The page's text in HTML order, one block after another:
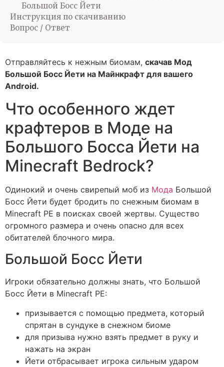
Большой Босс Йети
Инструкция по скачиванию
Вопрос / Ответ
Отправляйтесь к нежным биомам, скачав Мод
Большой Босс Йети на Майнкрафт для вашего
Android.
Что особенного ждет
крафтеров в Моде на
Большого Босса Йети на
Minecraft Bedrock?
Одинокий и очень свирепый моб из Мода Большой
Босс Йети будет бродить по снежным биомам в
Minecraft PE в поисках своей жертвы. Существо
огромного размера и очень опасно для всех
обитателей блочного мира.
Большой Босс Йети
Игроки обязательно должны знать, что Большой
Босс Йети в Minecraft PE:
призывается с помощью предмета, который
спрятан в сундуке в снежном биоме
для призыва нужно взять предмет в руку и
нажать на экран
Йети отбрасывает игрока сильным ударом